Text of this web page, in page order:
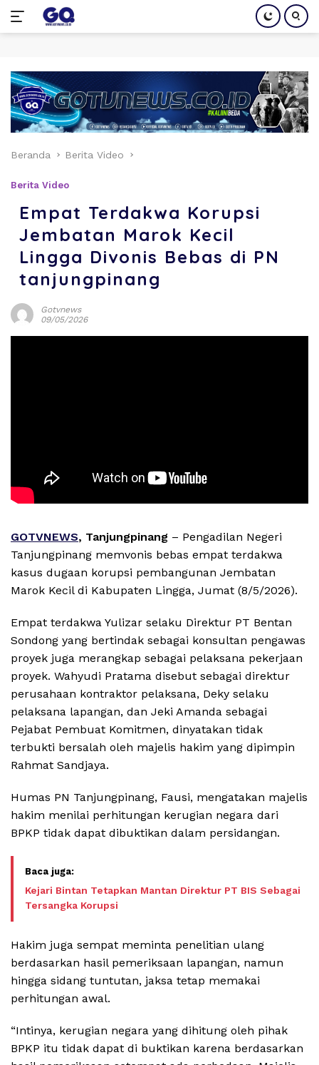
konten
Beranda Berita Video
Berita Video
Empat Terdakwa Korupsi
Jembatan Marok Kecil
Lingga Divonis Bebas di PN
tanjungpinang
Gotvnews
09/05/2026
GOTVNEWS, Tanjungpinang – Pengadilan Negeri
Tanjungpinang memvonis bebas empat terdakwa
kasus dugaan korupsi pembangunan Jembatan
Marok Kecil di Kabupaten Lingga, Jumat (8/5/2026).
Empat terdakwa Yulizar selaku Direktur PT Bentan
Sondong yang bertindak sebagai konsultan pengawas
proyek juga merangkap sebagai pelaksana pekerjaan
proyek. Wahyudi Pratama disebut sebagai direktur
perusahaan kontraktor pelaksana, Deky selaku
pelaksana lapangan, dan Jeki Amanda sebagai
Pejabat Pembuat Komitmen, dinyatakan tidak
terbukti bersalah oleh majelis hakim yang dipimpin
Rahmat Sandjaya.
Humas PN Tanjungpinang, Fausi, mengatakan majelis
hakim menilai perhitungan kerugian negara dari
BPKP tidak dapat dibuktikan dalam persidangan.
Kejari Bintan Tetapkan Mantan Direktur PT BIS Sebagai
Tersangka Korupsi
Hakim juga sempat meminta penelitian ulang
berdasarkan hasil pemeriksaan lapangan, namun
hingga sidang tuntutan, jaksa tetap memakai
perhitungan awal.
“Intinya, kerugian negara yang dihitung oleh pihak
BPKP itu tidak dapat di buktikan karena berdasarkan